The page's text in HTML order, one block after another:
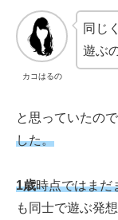
カコはるの
同じ
遊ぶ
と思っていたので
した。
1歳時点ではまだ
も同士で遊ぶ発